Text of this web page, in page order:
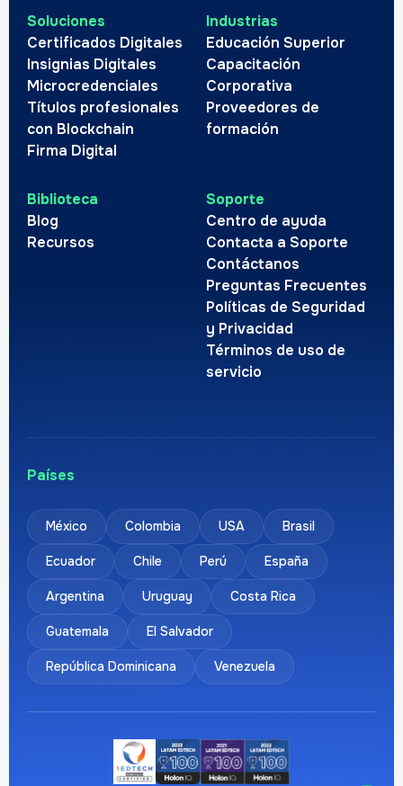
Soluciones
Certificados Digitales
Insignias Digitales
Microcredenciales
Títulos profesionales
con Blockchain
Firma Digital
Industrias
Educación Superior
Capacitación
Corporativa
Proveedores de
formación
Biblioteca
Blog
Recursos
Soporte
Centro de ayuda
Contacta a Soporte
Contáctanos
Preguntas Frecuentes
Políticas de Seguridad
y Privacidad
Términos de uso de
servicio
Países
México Colombia USA Brasil
Ecuador Chile Perú España
Argentina Uruguay Costa Rica
Guatemala El Salvador
República Dominicana Venezuela